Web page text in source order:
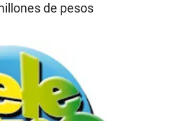
de pesos